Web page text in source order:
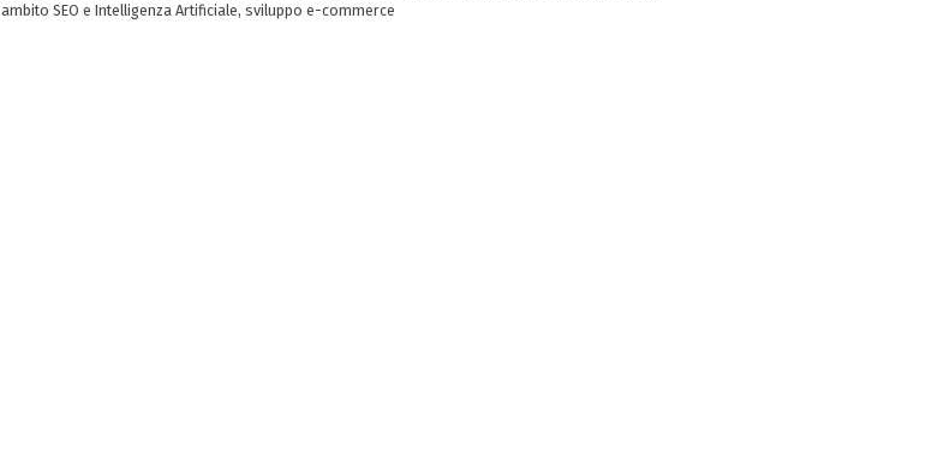
ambito SEO e Intelligenza Artificiale, sviluppo e-commerce